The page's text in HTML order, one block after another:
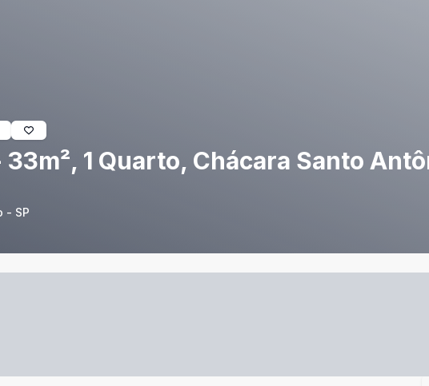
1 Quarto, Chácara Santo
- SP